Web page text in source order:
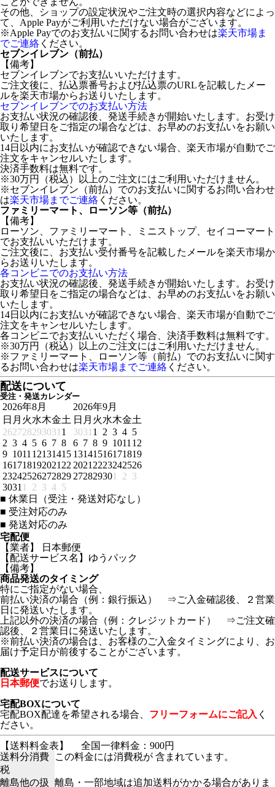
その他、ショップの設定状況やご注文時の選択内容などによっ
て、Apple Payがご利用いただけない場合がございます。
※Apple Payでのお支払いに関するお問い合わせは楽天市場ま
でご連絡 ください。
セブンイレブン（前払）
【備考】
セブンイレブンでお支払いいただけます。
ご注文後に、払込票番号および払込票のURLを記載したメー
ルを楽天市場からお送りいたします。
セブンイレブンでのお支払い方法
お支払い状況の確認後、発送手続きが開始いたします。お受け
取り希望日をご指定の場合などは、お早めのお支払いをお願い
いたします。
14日以内にお支払いが確認できない場合、楽天市場が自動でご
注文をキャンセルいたします。
決済手数料は無料です。
※30万円（税込）以上のご注文にはご利用いただけません。
※セブンイレブン（前払）でのお支払いに関するお問い合わせ
は楽天市場までご連絡 ください。
ファミリーマート、ローソン等（前払）
【備考】
ローソン、ファミリーマート、ミニストップ、セイコーマート
でお支払いいただけます。
ご注文後に、お支払い受付番号を記載したメールを楽天市場か
らお送りいたします。
各コンビニでのお支払い方法
お支払い状況の確認後、発送手続きが開始いたします。お受け
取り希望日をご指定の場合などは、お早めのお支払いをお願い
いたします。
14日以内にお支払いが確認できない場合、楽天市場が自動でご
注文をキャンセルいたします。
各コンビニでお支払いいただく場合、決済手数料は無料です。
※30万円（税込）以上のご注文にはご利用いただけません。
※ファミリーマート、ローソン等（前払）でのお支払いに関す
るお問い合わせは楽天市場までご連絡 ください。
配送について
受注・発送カレンダー
2026年8月
日 月 火水木金土
262728293031 1
2 3 4 5 6 7 8
9 1011 12131415
161718192021 22
23242526272829
3031 1 2 3 4 5
2026年9月
日 月 火水木金土
3031 1 2 3 4 5
6 7 8 9 1011 12
13141516171819
2021 2223242526
272829301 2 3
■ 休業日（受注・発送対応なし）
■ 受注対応のみ
■ 発送対応のみ
宅配便
【業者】 日本郵便
【配送サービス名】ゆうパック
【備考】
商品発送のタイミング
特にご指定がない場合、
前払い決済の場合（例：銀行振込） ⇒ご入金確認後、２営業
日に発送いたします。
上記以外の決済の場合（例：クレジットカード） ⇒ご注文確
認後、２営業日に発送いたします。
※前払い決済の場合は、お客様のご入金タイミングにより、お
届け予定日が前後することがございます。
配送サービスについて
日本郵便でお送りします。
宅配BOXについて
宅配BOX配達を希望される場合、 フリーフォームにご記入 く
ださい。
【送料料金表】
全国一律料金：900円
送料分消費
税
この料金には消費税が 含まれています。
離島他の扱 離島・一部地域は追加送料がかかる場合がありま